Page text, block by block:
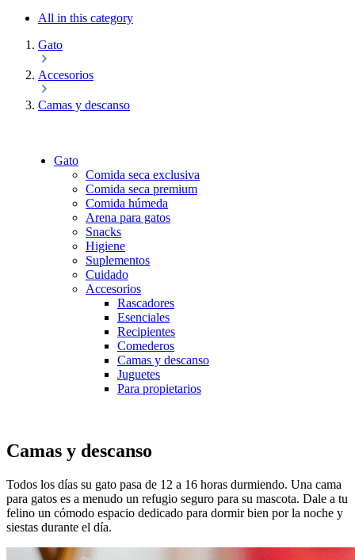
All in this category
Gato
Accesorios
Camas y descanso
Gato
Comida seca exclusiva
Comida seca premium
Comida húmeda
Arena para gatos
Snacks
Higiene
Suplementos
Cuidado
Accesorios
Rascadores
Esenciales
Recipientes
Comederos
Camas y descanso
Juguetes
Para propietarios
Camas y descanso
Todos los días su gato pasa de 12 a 16 horas durmiendo. Una cama
para gatos es a menudo un refugio seguro para su mascota. Dale a tu
felino un cómodo espacio dedicado para dormir bien por la noche y
siestas durante el día.